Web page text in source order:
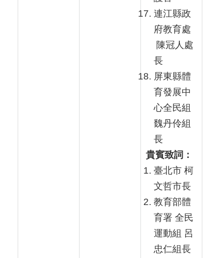
連江縣政
府教育處
陳冠人處
長
屏東縣體
育發展中
心全民組
魏丹伶組
長
貴賓致詞：
臺北市 柯
文哲市長
教育部體
育署 全民
運動組 呂
忠仁組長